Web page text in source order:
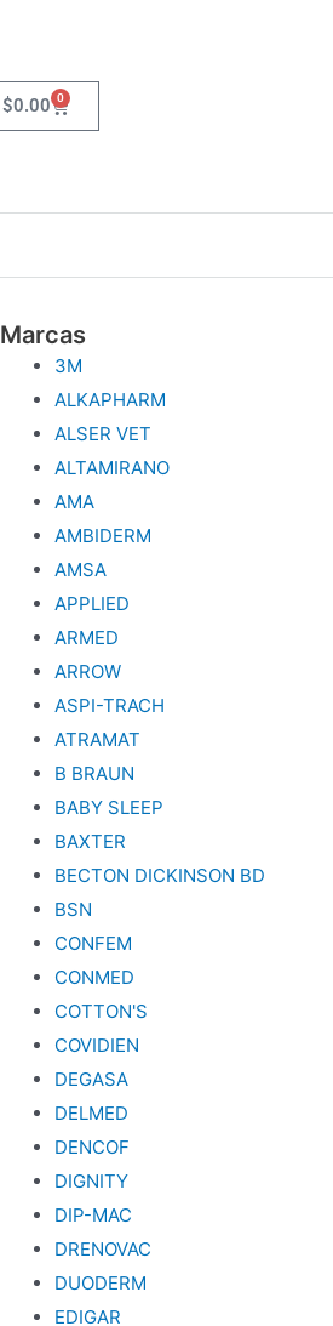
$0.00 0
Carrito
Marcas
3M
ALKAPHARM
ALSER VET
ALTAMIRANO
AMA
AMBIDERM
AMSA
APPLIED
ARMED
ARROW
ASPI-TRACH
ATRAMAT
B BRAUN
BABY SLEEP
BAXTER
BECTON DICKINSON BD
BSN
CONFEM
CONMED
COTTON'S
COVIDIEN
DEGASA
DELMED
DENCOF
DIGNITY
DIP-MAC
DRENOVAC
DUODERM
EDIGAR